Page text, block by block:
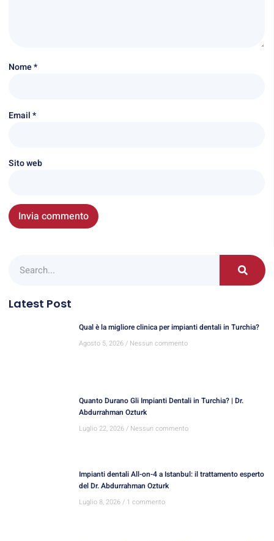
Nome*
Email*
Sito web
Latest Post
Qual è la migliore clinica per impianti dentali in Turchia?
Agosto 5, 2026 Nessun commento
Quanto Durano Gli Impianti Dentali in Turchia? | Dr.
Abdurrahman Ozturk
Luglio 22, 2026 Nessun commento
Impianti dentali All-on-4 a Istanbul: il trattamento esperto
del Dr. Abdurrahman Ozturk
Luglio 8, 2026 1 commento